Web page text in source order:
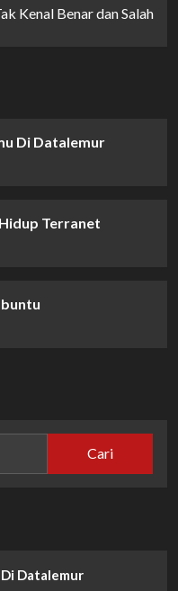
Kenal Benar dan Salah
Di Datalemur
Terranet
Cari
Datalemur